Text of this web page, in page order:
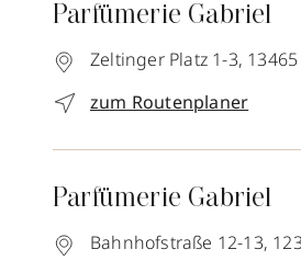
Parfümerie Gabriel
Zeltinger Platz 1-3, 13465
zum Routenplaner
Parfümerie Gabriel
Bahnhofstraße 12-13,